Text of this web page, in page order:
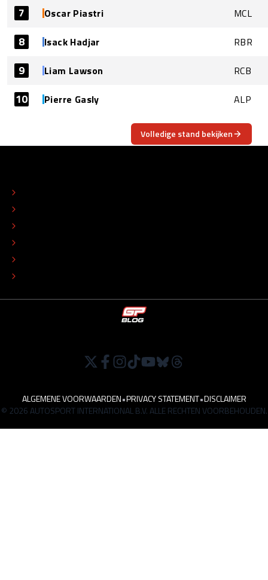
7 Oscar Piastri MCL
8 Isack Hadjar RBR
9 Liam Lawson RCB
10 Pierre Gasly ALP
Volledige stand bekijken
ALGEMENE VOORWAARDEN•PRIVACY STATEMENT•DISCLAIMER
© 2026 AUTOSPORT INTERNATIONAL B.V. ALLE RECHTEN VOORBEHOUDEN.